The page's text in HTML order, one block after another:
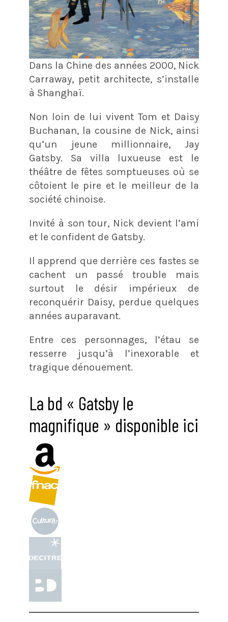
Dans la Chine des années 2000, Nick
Carraway, petit architecte, s’installe
à Shanghaï.
Non loin de lui vivent Tom et Daisy
Buchanan, la cousine de Nick, ainsi
qu’un jeune millionnaire, Jay
Gatsby. Sa villa luxueuse est le
théâtre de fêtes somptueuses où se
côtoient le pire et le meilleur de la
société chinoise.
Invité à son tour, Nick devient l’ami
et le confident de Gatsby.
Il apprend que derrière ces fastes se
cachent un passé trouble mais
surtout le désir impérieux de
reconquérir Daisy, perdue quelques
années auparavant.
Entre ces personnages, l’étau se
resserre jusqu’à l’inexorable et
tragique dénouement.
La bd « Gatsby le
magnifique » disponible ici